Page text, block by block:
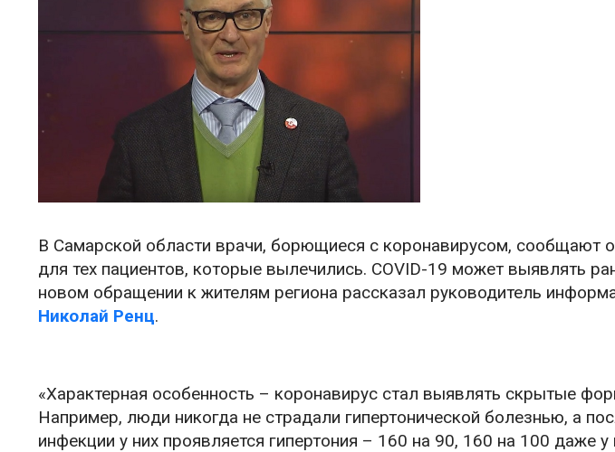
В Самарской области врачи, борющиеся с коронавирусом, сообщают
для тех пациентов, которые вылечились. COVID-19 может выявлять
новом обращении к жителям региона рассказал руководитель
Николай Ренц.
«Характерная особенность – коронавирус стал выявлять скрытые
Например, люди никогда не страдали гипертонической болезнью, а
инфекции у них проявляется гипертония – 160 на 90, 160 на 100 даже